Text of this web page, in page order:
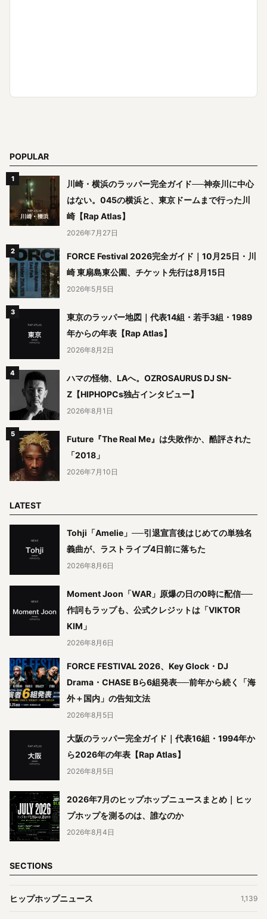
POPULAR
川崎・横浜のラッパー完全ガイド──神奈川に中心
はない。045の横浜と、東京ドームまで行った川
崎【Rap Atlas】
2026年7月27日
FORCE Festival 2026完全ガイド｜10月25日・川
崎 東扇島東公園、チケット先行は8月15日
2026年5月5日
東京のラッパー地図｜代表14組・若手3組・1989
年からの年表【Rap Atlas】
2026年8月2日
ハマの怪物、LAへ。OZROSAURUS DJ SN-
Z【HIPHOPCs独占インタビュー】
2026年8月1日
Future『The Real Me』は失敗作か、酷評された
「2018」
2026年7月10日
LATEST
Tohji「Amelie」──引退宣言後はじめての単独名
義曲が、ラストライブ4日前に落ちた
2026年8月6日
Moment Joon「WAR」原爆の日の0時に配信──
作詞もラップも、公式クレジットは「VIKTOR
KIM」
2026年8月6日
FORCE FESTIVAL 2026、Key Glock・DJ
Drama・CHASE Bら6組発表──前年から続く「海
外＋国内」の告知文法
2026年8月5日
大阪のラッパー完全ガイド｜代表16組・1994年か
ら2026年の年表【Rap Atlas】
2026年8月5日
2026年7月のヒップホップニュースまとめ｜ヒッ
プホップを測るのは、誰なのか
2026年8月4日
SECTIONS
ヒップホップニュース 1,139